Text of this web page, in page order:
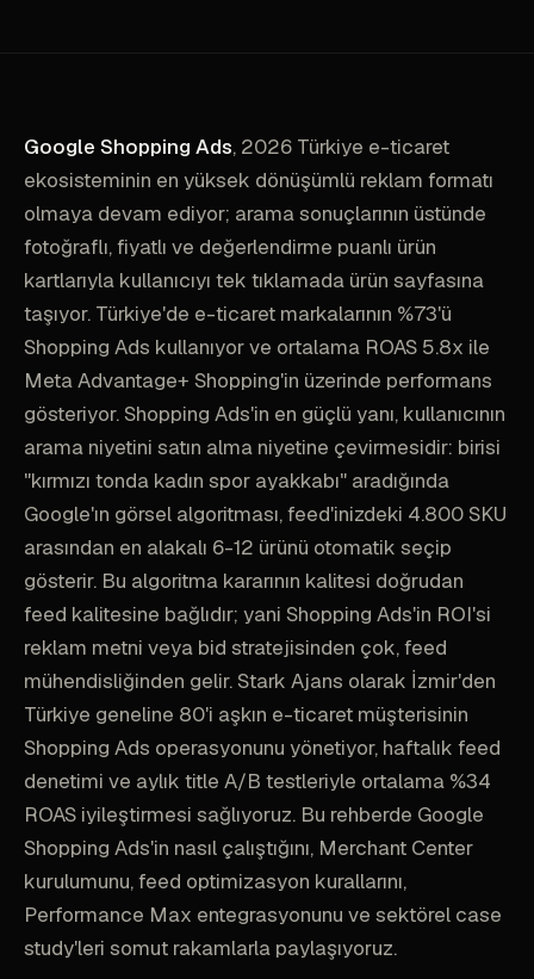
Google Shopping Ads, 2026 Türkiye e-ticaret
ekosisteminin en yüksek dönüşümlü reklam formatı
olmaya devam ediyor; arama sonuçlarının üstünde
fotoğraflı, fiyatlı ve değerlendirme puanlı ürün
kartlarıyla kullanıcıyı tek tıklamada ürün sayfasına
taşıyor. Türkiye'de e-ticaret markalarının %73'ü
Shopping Ads kullanıyor ve ortalama ROAS 5.8x ile
Meta Advantage+ Shopping'in üzerinde performans
gösteriyor. Shopping Ads'in en güçlü yanı, kullanıcının
arama niyetini satın alma niyetine çevirmesidir: birisi
"kırmızı tonda kadın spor ayakkabı" aradığında
Google'ın görsel algoritması, feed'inizdeki 4.800 SKU
arasından en alakalı 6-12 ürünü otomatik seçip
gösterir. Bu algoritma kararının kalitesi doğrudan
feed kalitesine bağlıdır; yani Shopping Ads'in ROI'si
reklam metni veya bid stratejisinden çok, feed
mühendisliğinden gelir. Stark Ajans olarak İzmir'den
Türkiye geneline 80'i aşkın e-ticaret müşterisinin
Shopping Ads operasyonunu yönetiyor, haftalık feed
denetimi ve aylık title A/B testleriyle ortalama %34
ROAS iyileştirmesi sağlıyoruz. Bu rehberde Google
Shopping Ads'in nasıl çalıştığını, Merchant Center
kurulumunu, feed optimizasyon kurallarını,
Performance Max entegrasyonunu ve sektörel case
study'leri somut rakamlarla paylaşıyoruz.